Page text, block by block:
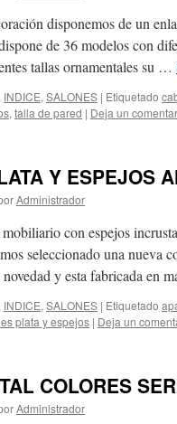
disponemos de un
de 36 modelos con
tallas ornamentales su …
INDICE, SALONES | Etiquetado
, talla de pared | Deja un
Y ESPEJOS
Administrador
con espejos
seleccionado una nueva
y esta fabricada en
INDICE, SALONES | Etiquetado
plata y espejos | Deja un
COLORES
Administrador